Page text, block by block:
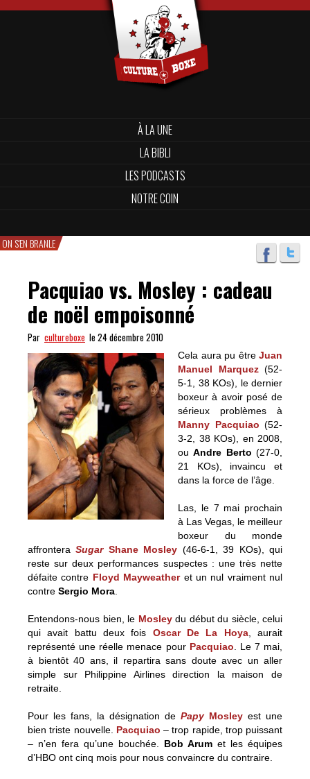
À LA UNE
LA BIBLI
LES PODCASTS
NOTRE COIN
ON S'EN BRANLE
Pacquiao vs. Mosley : cadeau
de noël empoisonné
Par cultureboxe le 24 décembre 2010
Cela aura pu être Juan
Manuel Marquez(52-
5-1, 38 KOs), le dernier
boxeur à avoir posé de
sérieux problèmes à
Manny Pacquiao (52-
3-2, 38 KOs), en 2008,
ouAndre Berto (27-0,
21 KOs), invaincu et
dans la force de l’âge.
Las, le 7 mai prochain
à Las Vegas, le meilleur
boxeur du monde
affronteraSugar Shane Mosley (46-6-1, 39 KOs), qui
reste sur deux performances suspectes : une très nette
défaite contre Floyd Mayweatheret un nul vraiment nul
contre Sergio Mora
Entendons-nous bien, le Mosleydu début du siècle, celui
qui avait battu deux fois Oscar De La Hoya, aurait
représenté une réelle menace pour Pacquiao . Le 7 mai,
à bientôt 40 ans, il repartira sans doute avec un aller
simple sur Philippine Airlines direction la maison de
retraite.
Pour les fans, la désignation de Papy Mosley est une
bien triste nouvelle. Pacquiao – trop rapide, trop puissant
– n’en fera qu’une bouchée. Bob Arum et les équipes
d’HBO ont cinq mois pour nous convaincre du contraire.